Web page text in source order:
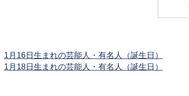
1月16日生まれの芸能人・有名人（誕生日）
1月18日生まれの芸能人・有名人（誕生日）